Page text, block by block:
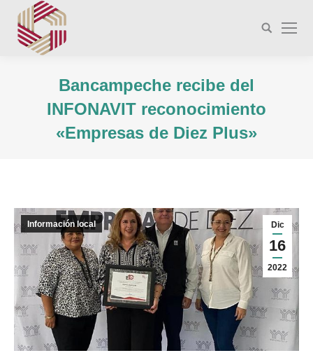
Buscar:
Bancampeche recibe del
INFONAVIT reconocimiento
«Empresas de Diez Plus»
Dic
16
2022
Información local